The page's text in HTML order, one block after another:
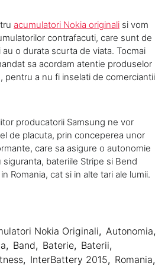
acumulatori Nokia originali si vom
contrafacuti, care sunt de
o durata scurta de viata. Tocmai
sa acordam atentie produselor
pentru a nu fi inselati de comerciantii
producatorii Samsung ne vor
de placuta, prin conceperea unor
care sa asigure o autonomie
siguranta, bateriile Stripe si Bend
Romania, cat si in alte tari ale lumii.
Nokia Originali, Autonomia,
, Band, Baterie, Baterii,
, InterBattery 2015, Romania,